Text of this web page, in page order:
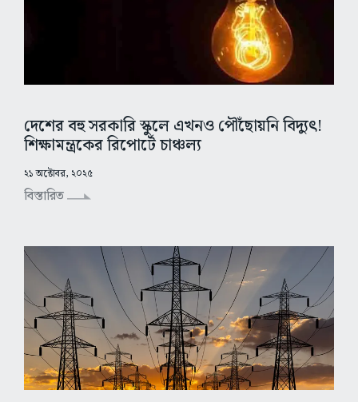
দেশের বহু সরকারি স্কুলে এখনও পৌঁছোয়নি বিদ্যুৎ!
শিক্ষামন্ত্রকের রিপোর্টে চাঞ্চল্য
২১ অক্টোবর, ২০২৫
বিস্তারিত